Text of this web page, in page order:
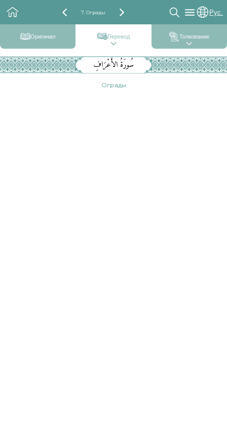
7. Ограды Рус.
Оригинал Перевод Толкование
سُورَةُ الأَعْرَافِ
Ограды